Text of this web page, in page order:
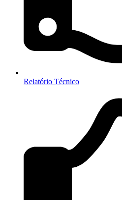
Relatório Técnico